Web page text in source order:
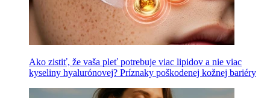
Ako zistiť, že vaša pleť potrebuje viac lipidov a nie viac
kyseliny hyalurónovej? Príznaky poškodenej kožnej bariéry